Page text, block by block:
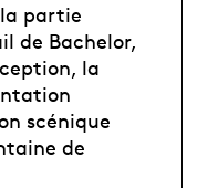
partie
de Bachelor,
la
scénique
de